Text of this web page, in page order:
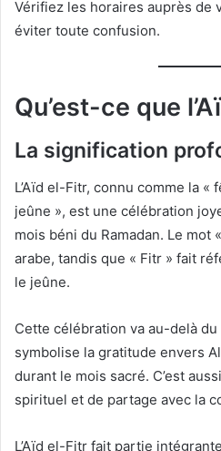
Vérifiez les horaires auprès de
éviter toute confusion.
Qu’est-ce que
La signification
L’Aïd el-Fitr, connu comme la «
jeûne », est une célébration
mois béni du Ramadan. Le mot
arabe, tandis que « Fitr » fait
le jeûne.
Cette célébration va au-delà
symbolise la gratitude envers
durant le mois sacré. C’est
spirituel et de partage avec la
L’Aïd el-Fitr fait partie